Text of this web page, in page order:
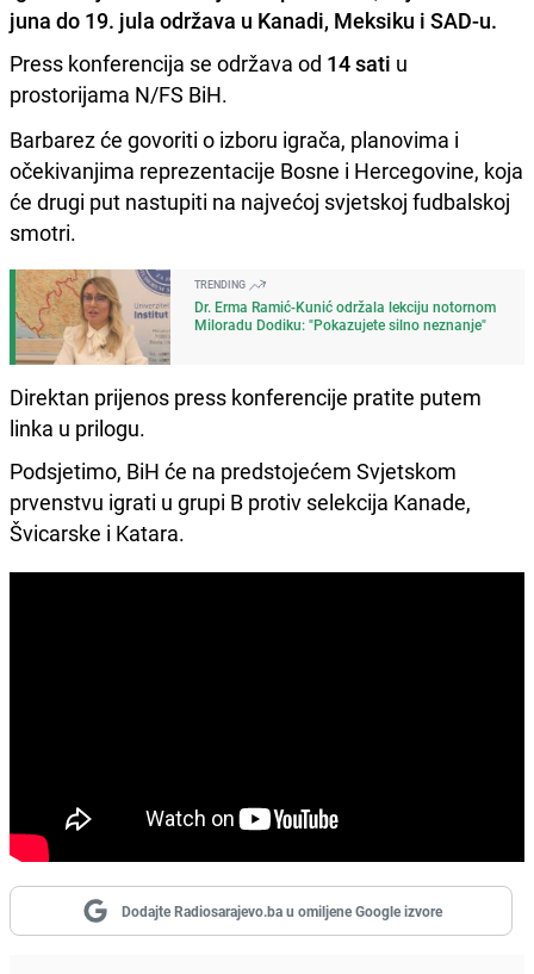
juna do 19. jula održava u Kanadi, Meksiku i SAD-u.
Press konferencija se održava od 14 sati u
prostorijama N/FS BiH.
Barbarez će govoriti o izboru igrača, planovima i
očekivanjima reprezentacije Bosne i Hercegovine, koja
će drugi put nastupiti na najvećoj svjetskoj fudbalskoj
smotri.
TRENDING
Dr. Erma Ramić-Kunić održala lekciju notornom
Miloradu Dodiku: "Pokazujete silno neznanje"
Direktan prijenos press konferencije pratite putem
linka u prilogu.
Podsjetimo, BiH će na predstojećem Svjetskom
prvenstvu igrati u grupi B protiv selekcija Kanade,
Švicarske i Katara.
Dodajte Radiosarajevo.ba u omiljene Google izvore